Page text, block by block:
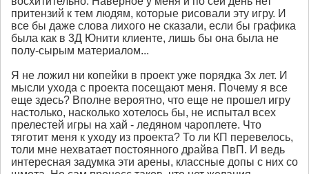
притензий к тем людям, которые рисовали эту игру. И
все бы даже слова лихого не сказали, если бы графика
была как в 3Д Юнити клиенте, лишь бы она была не
полу-сырым материалом...
Я не ложил ни копейки в проект уже порядка 3х лет. И
мысли ухода с проекта посещают меня. Почему я все
еще здесь? Вполне вероятно, что еще не прошел игру
настолько, насколько хотелось бы, не испытал всех
прелестей игры на хай - ледяном чароплете. Что
тяготит меня к уходу из проекта? То ли КП перевелось,
толи мне нехватает постоянного драйва ПвП. И ведь
интересная задумка эти арены, классные допы с них со